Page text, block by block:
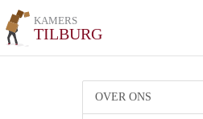
KAMERS
TILBURG
OVER ONS